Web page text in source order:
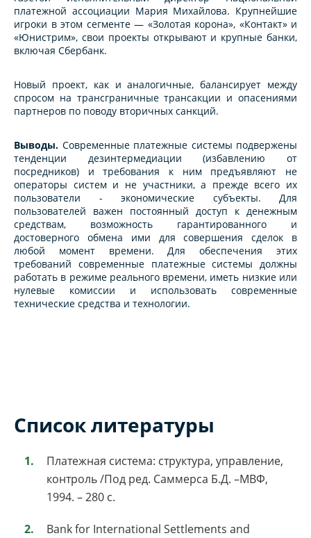
платежной ассоциации Мария Михайлова. Крупнейшие
игроки в этом сегменте — «Золотая корона», «Контакт» и
«Юнистрим», свои проекты открывают и крупные банки,
включая Сбербанк.
Новый проект, как и аналогичные, балансирует между
спросом на трансграничные трансакции и опасениями
партнеров по поводу вторичных санкций.
Выводы. Современные платежные системы подвержены
тенденции дезинтермедиации (избавлению от
посредников) и требования к ним предъявляют не
операторы систем и не участники, а прежде всего их
пользователи - экономические субъекты. Для
пользователей важен постоянный доступ к денежным
средствам, возможность гарантированного и
достоверного обмена ими для совершения сделок в
любой момент времени. Для обеспечения этих
требований современные платежные системы должны
работать в режиме реального времени, иметь низкие или
нулевые комиссии и использовать современные
технические средства и технологии.
Список литературы
Платежная система: структура, управление,
контроль /Под ред. Саммерса Б.Д. –МВФ,
1994. – 280 с.
Bank for International Settlements and